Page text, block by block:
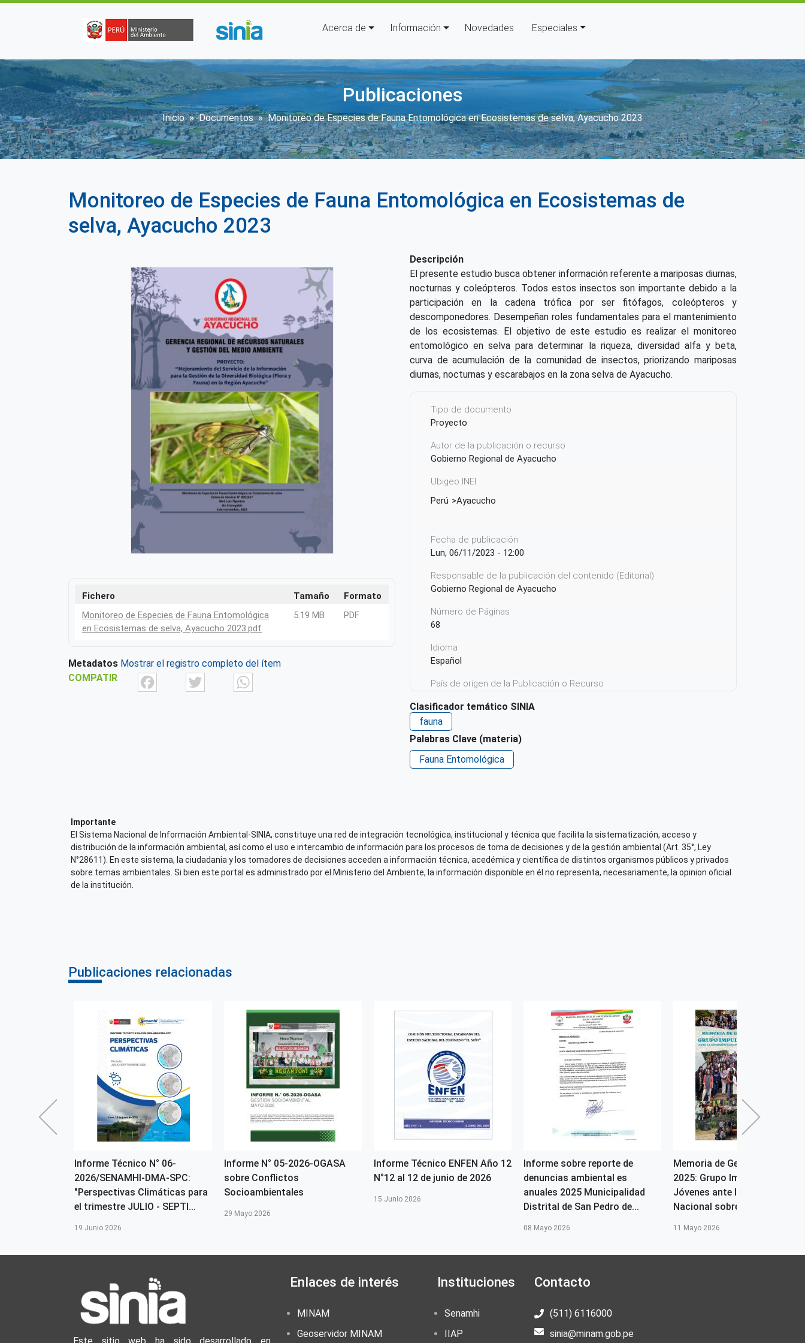
Navegación principal
Acerca de Información Novedades Especiales
Publicaciones
Sobrescribir enlaces de ayuda a la navegación
Inicio Documentos Monitoreo de Especies de Fauna Entomológica en Ecosistemas de selva, Ayacucho 2023
Monitoreo de Especies de Fauna Entomológica en Ecosistemas de
selva, Ayacucho 2023
Fichero Tamaño
Formato
Monitoreo de Especies de Fauna Entomológica
en Ecosistemas de selva, Ayacucho 2023.pdf
5.19 MB PDF
Metadatos Mostrar el registro completo del ítem
COMPATIR
FacebookTwitter
Descripción
El presente estudio busca obtener información referente a mariposas diurnas,
nocturnas y coleópteros. Todos estos insectos son importante debido a la
participación en la cadena trófica por ser fitófagos, coleópteros y
descomponedores. Desempeñan roles fundamentales para el mantenimiento
de los ecosistemas. El objetivo de este estudio es realizar el monitoreo
entomológico en selva para determinar la riqueza, diversidad alfa y beta,
curva de acumulación de la comunidad de insectos, priorizando mariposas
diurnas, nocturnas y escarabajos en la zona selva de Ayacucho.
Tipo de documento
Proyecto
Autor de la publicación o recurso
Gobierno Regional de Ayacucho
Ubigeo INEI
Perú
Ayacucho
Fecha de publicación
Lun, 06/11/2023 - 12:00
Responsable de la publicación del contenido (Editorial)
Gobierno Regional de Ayacucho
Número de Páginas
68
Idioma
Español
País de origen de la Publicación o Recurso
Derechos de acceso
Acceso irrestricto a todo su contenido
Repositorio de origen
SIAR Ayacucho
Clasificador temático SINIA
fauna
Palabras Clave (materia)
Fauna Entomológica
Importante
El Sistema Nacional de Información Ambiental-SINIA, constituye una red de integración tecnológica, institucional y técnica que facilita la sistematización, acceso y
distribución de la información ambiental, así como el uso e intercambio de información para los procesos de toma de decisiones y de la gestión ambiental (Art. 35°, Ley
N°28611). En este sistema, la ciudadania y los tomadores de decisiones acceden a información técnica, acedémica y científica de distintos organismos públicos y privados
sobre temas ambientales. Si bien este portal es administrado por el Ministerio del Ambiente, la información disponible en él no representa, necesariamente, la opinion oficial
de la institución.
Publicaciones relacionadas
Informe Técnico N° 06-
2026/SENAMHI-DMA-SPC:
"Perspectivas Climáticas para
el trimestre JULIO - SEPTI...
19 Junio 2026
Informe N° 05-2026-OGASA
sobre Conflictos
Socioambientales
29 Mayo 2026
Informe Técnico ENFEN Año 12
N°12 al 12 de junio de 2026
15 Junio 2026
Informe sobre reporte de
denuncias ambiental es
anuales 2025 Municipalidad
Distrital de San Pedro de...
08 Mayo 2026
Memoria de Gestión 2023-
2025: Grupo Impulsor de
Jóvenes ante la Comisión
Nacional sobre el Cambio Cl...
11 Mayo 2026
Enlaces de interés
MINAM
Geoservidor MINAM
Instituciones
Senamhi
IIAP
Contacto
(511) 6116000
sinia@minam.gob.pe